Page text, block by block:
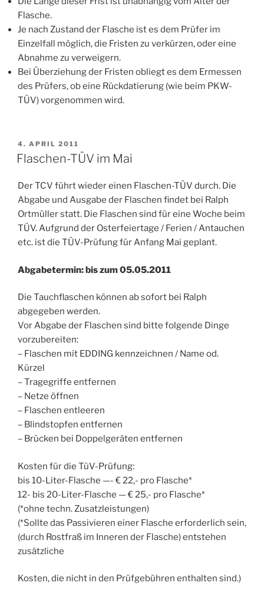
Flasche.
Je nach Zustand der Flasche ist es dem Prüfer im
Einzelfall möglich, die Fristen zu verkürzen, oder eine
Abnahme zu verweigern.
Bei Überziehung der Fristen obliegt es dem Ermessen
des Prüfers, ob eine Rückdatierung (wie beim PKW-
TÜV) vorgenommen wird.
VERÖFFENTLICHT
AM
4. APRIL 2011
Flaschen-TÜV im Mai
Der TCV führt wieder einen Flaschen-TÜV durch. Die
Abgabe und Ausgabe der Flaschen findet bei Ralph
Ortmüller statt. Die Flaschen sind für eine Woche beim
TÜV. Aufgrund der Osterfeiertage / Ferien / Antauchen
etc. ist die TÜV-Prüfung für Anfang Mai geplant.
Abgabetermin: bis zum 05.05.2011
Die Tauchflaschen können ab sofort bei Ralph
abgegeben werden.
Vor Abgabe der Flaschen sind bitte folgende Dinge
vorzubereiten:
– Flaschen mit EDDING kennzeichnen / Name od.
Kürzel
– Tragegriffe entfernen
– Netze öffnen
– Flaschen entleeren
– Blindstopfen entfernen
– Brücken bei Doppelgeräten entfernen
Kosten für die TüV-Prüfung:
bis 10-Liter-Flasche —- € 22,- pro Flasche*
12- bis 20-Liter-Flasche — € 25,- pro Flasche*
(*ohne techn. Zusatzleistungen)
(*Sollte das Passivieren einer Flasche erforderlich sein,
(durch Rostfraß im Inneren der Flasche) entstehen
zusätzliche
Kosten, die nicht in den Prüfgebühren enthalten sind.)